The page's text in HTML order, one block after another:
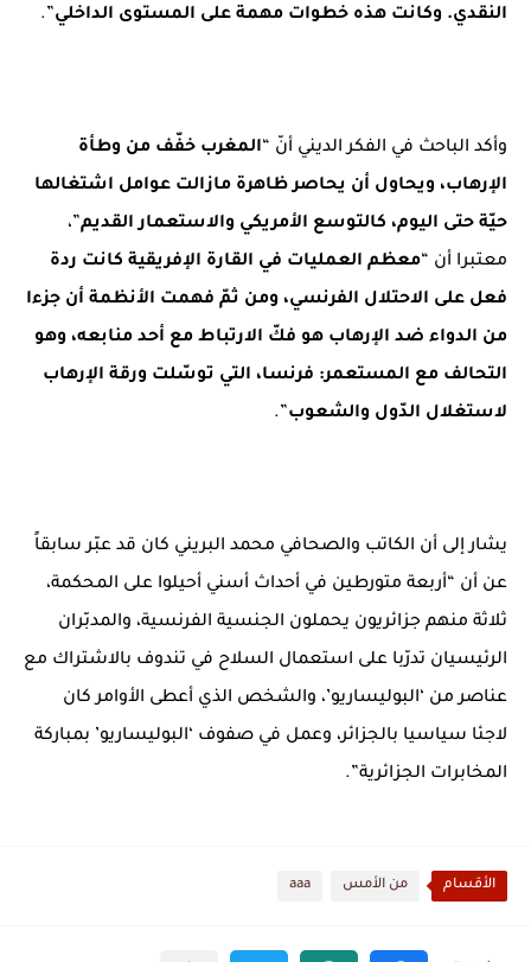
النقدي. وكانت هذه خطوات مهمة على المستوى الداخلي”.
وأكد الباحث في الفكر الديني أنّ “المغرب خفّف من وطأة
الإرهاب، ويحاول أن يحاصر ظاهرة مازالت عوامل اشتغالها
حيّة حتى اليوم، كالتوسع الأمريكي والاستعمار القديم”،
معتبرا أن “معظم العمليات في القارة الإفريقية كانت ردة
فعل على الاحتلال الفرنسي، ومن ثمّ فهمت الأنظمة أن جزءا
من الدواء ضد الإرهاب هو فكّ الارتباط مع أحد منابعه، وهو
التحالف مع المستعمر: فرنسا، التي توسّلت ورقة الإرهاب
لاستغلال الدّول والشعوب”.
يشار إلى أن الكاتب والصحافي محمد البريني كان قد عبّر سابقاً
عن أن “أربعة متورطين في أحداث أسني أحيلوا على المحكمة،
ثلاثة منهم جزائريون يحملون الجنسية الفرنسية، والمدبّران
الرئيسيان تدرّبا على استعمال السلاح في تندوف بالاشتراك مع
عناصر من ‘البوليساريو’، والشخص الذي أعطى الأوامر كان
لاجئا سياسيا بالجزائر، وعمل في صفوف ‘البوليساريو’ بمباركة
المخابرات الجزائرية”.
الأقسام من الأمس aaa